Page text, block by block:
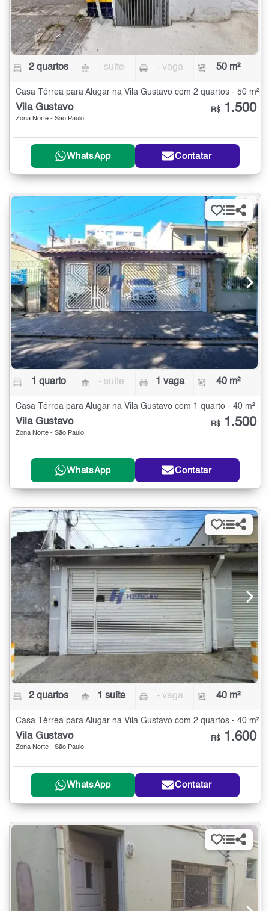
2 quartos - suíte - vaga 50 m²
Casa Térrea para Alugar na Vila Gustavo com 2 quartos - 50 m²
Vila Gustavo
Zona Norte - São Paulo
R$ 1.500
WhatsApp Contatar
1 quarto - suíte 1 vaga 40 m²
Casa Térrea para Alugar na Vila Gustavo com 1 quarto - 40 m²
Vila Gustavo
Zona Norte - São Paulo
R$ 1.500
WhatsApp Contatar
2 quartos 1 suíte - vaga 40 m²
Casa Térrea para Alugar na Vila Gustavo com 2 quartos - 40 m²
Vila Gustavo
Zona Norte - São Paulo
R$ 1.600
WhatsApp Contatar